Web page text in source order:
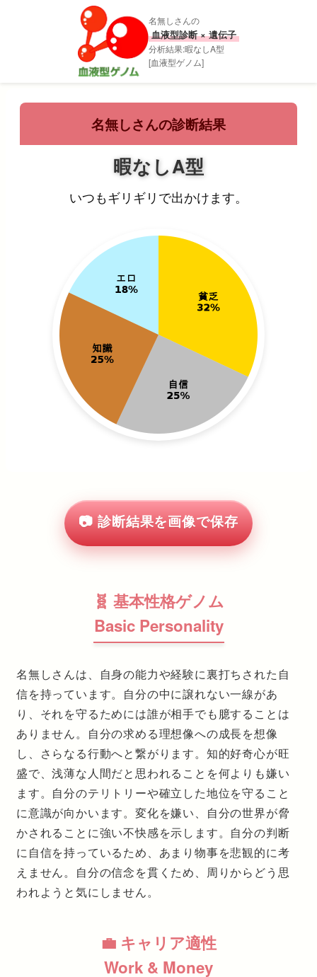
名無しさんの
血液型診断 × 遺伝子
分析結果:暇なしA型
[血液型ゲノム]
名無しさんの診断結果
暇なしA型
いつもギリギリで出かけます。
📷 診断結果を画像で保存
🧬 基本性格ゲノム
Basic Personality
名無しさんは、自身の能力や経験に裏打ちされた自
信を持っています。自分の中に譲れない一線があ
り、それを守るためには誰が相手でも臆することは
ありません。自分の求める理想像への成長を想像
し、さらなる行動へと繋がります。知的好奇心が旺
盛で、浅薄な人間だと思われることを何よりも嫌い
ます。自分のテリトリーや確立した地位を守ること
に意識が向かいます。変化を嫌い、自分の世界が脅
かされることに強い不快感を示します。自分の判断
に自信を持っているため、あまり物事を悲観的に考
えません。自分の信念を貫くため、周りからどう思
われようと気にしません。
💼 キャリア適性
Work & Money